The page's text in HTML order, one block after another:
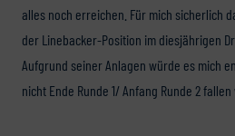
alles noch erreichen. Für mich sicherlich
der Linebacker-Position im diesjährigen
Aufgrund seiner Anlagen würde es mich
nicht Ende Runde 1/ Anfang Runde 2 fallen